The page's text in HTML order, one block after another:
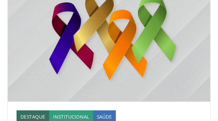
DESTAQUE INSTITUCIONAL SAÚDE